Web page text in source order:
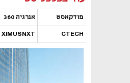
פודקאסט אנרגיה 360
CTECH
XIMUSNXT